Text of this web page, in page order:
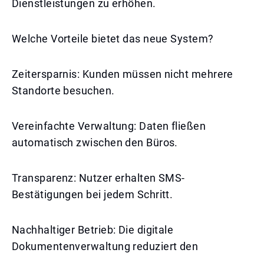
Dienstleistungen zu erhöhen.
Welche Vorteile bietet das neue System?
Zeitersparnis: Kunden müssen nicht mehrere
Standorte besuchen.
Vereinfachte Verwaltung: Daten fließen
automatisch zwischen den Büros.
Transparenz: Nutzer erhalten SMS-
Bestätigungen bei jedem Schritt.
Nachhaltiger Betrieb: Die digitale
Dokumentenverwaltung reduziert den